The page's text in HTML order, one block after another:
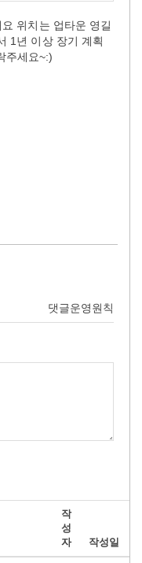
위치는 업타운 영길
1년 이상 장기 계획
주세요~:)
댓글운영원칙
작
성
자
작성일